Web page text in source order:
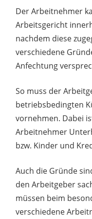
Der Arbeitnehmer
Arbeitsgericht
nachdem diese
verschiedene
Anfechtung
So muss der
betriebsbedingten
vornehmen. Dabei
Arbeitnehmer
bzw. Kinder und
Auch die Gründe
den Arbeitgeber
müssen beim
verschiedene